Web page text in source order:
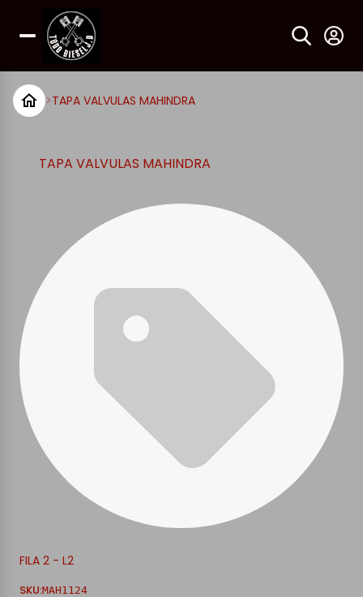
>TAPA VALVULAS MAHINDRA
TAPA VALVULAS MAHINDRA
FILA 2 - L2
SKU:MAH1124